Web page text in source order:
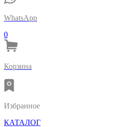
WhatsApp
0
Корзина
Избранное
КАТАЛОГ